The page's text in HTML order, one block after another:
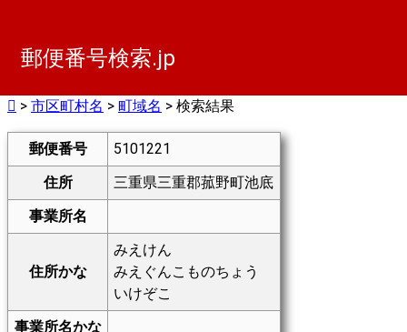
郵便番号検索.jp
> 市区町村名 > 町域名 > 検索結果
郵便番号
5101221
住所
三重県三重郡菰野町池底
事業所名
住所かな
みえけん
みえぐんこものちょう
いけぞこ
事業所名かな